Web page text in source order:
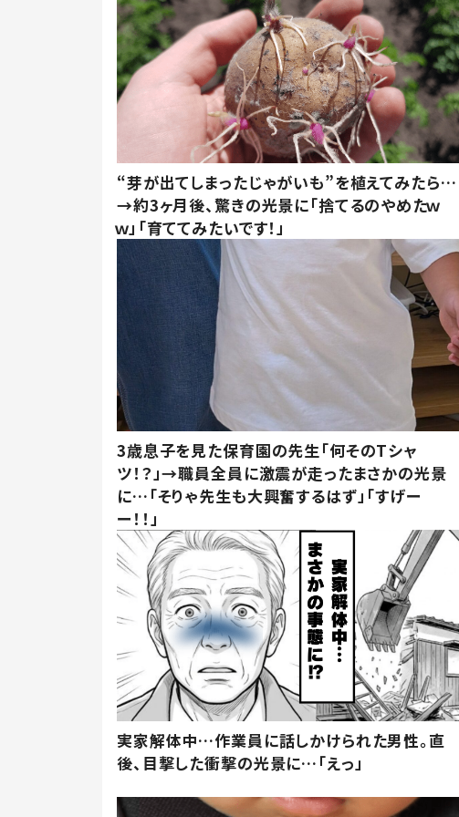
“芽が出てしまったじゃがいも”を植えてみたら…
→約3ヶ月後、驚きの光景に「捨てるのやめたｗ
ｗ」「育ててみたいです！」
3歳息子を見た保育園の先生「何そのTシャ
ツ！？」→職員全員に激震が走ったまさかの光景
に…「そりゃ先生も大興奮するはず」「すげー
ー！！」
実家解体中…作業員に話しかけられた男性。直
後、目撃した衝撃の光景に…「えっ」